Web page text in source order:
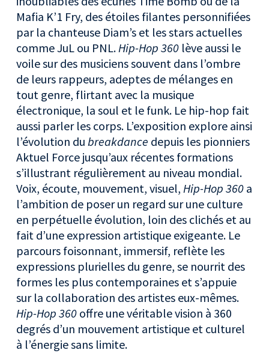
Mafia K’1 Fry, des étoiles filantes personnifiées
par la chanteuse Diam’s et les stars actuelles
comme JuL ou PNL.Hip-Hop 360 lève aussi le
voile sur des musiciens souvent dans l’ombre
de leurs rappeurs, adeptes de mélanges en
tout genre, flirtant avec la musique
électronique, la soul et le funk. Le hip-hop fait
aussi parler les corps. L’exposition explore ainsi
l’évolution dubreakdance depuis les pionniers
Aktuel Force jusqu’aux récentes formations
s’illustrant régulièrement au niveau mondial.
Voix, écoute, mouvement, visuel,Hip-Hop 360 a
l’ambition de poser un regard sur une culture
en perpétuelle évolution, loin des clichés et au
fait d’une expression artistique exigeante. Le
parcours foisonnant, immersif, reflète les
expressions plurielles du genre, se nourrit des
formes les plus contemporaines et s’appuie
sur la collaboration des artistes eux-mêmes.
Hip-Hop 360 offre une véritable vision à 360
degrés d’un mouvement artistique et culturel
à l’énergie sans limite.